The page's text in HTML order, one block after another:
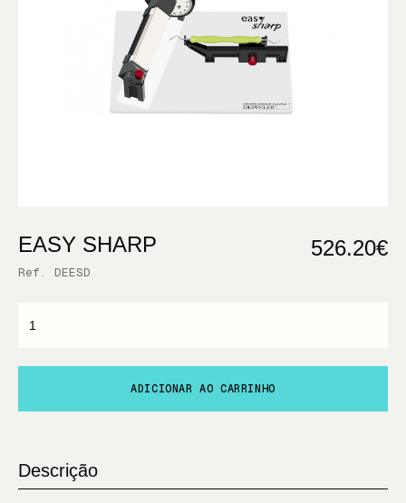
EASY SHARP 526.20€
Ref. DEESD
ADICIONAR AO CARRINHO
Descrição